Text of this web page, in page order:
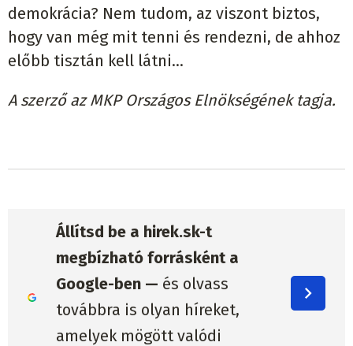
demokrácia? Nem tudom, az viszont biztos,
hogy van még mit tenni és rendezni, de ahhoz
előbb tisztán kell látni…
A szerző az MKP Országos Elnökségének tagja.
Állítsd be a hirek.sk-t
megbízható forrásként a
Google-ben — és olvass
továbbra is olyan híreket,
amelyek mögött valódi